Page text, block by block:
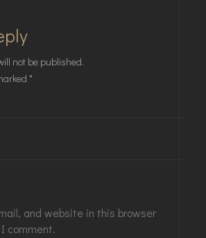
not be published.
*
and website in this browser
comment.